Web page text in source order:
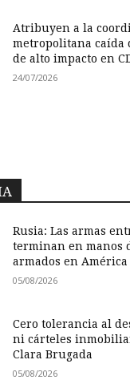
Atribuyen a la
metropolitana caída
de alto impacto en
24/07/2026
Rusia: Las armas
terminan en manos
armados en
05/08/2026
Cero tolerancia al
ni cárteles
Clara Brugada
05/08/2026